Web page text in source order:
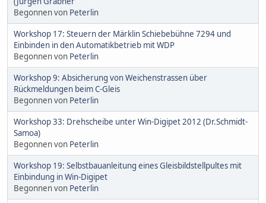
Begonnen von Peterlin
Workshop 17: Steuern der Märklin Schiebebühne 7294 und
Einbinden in den Automatikbetrieb mit WDP
Begonnen von Peterlin
Workshop 9: Absicherung von Weichenstrassen über
Rückmeldungen beim C-Gleis
Begonnen von Peterlin
Workshop 33: Drehscheibe unter Win-Digipet 2012 (Dr.Schmidt-
Samoa)
Begonnen von Peterlin
Workshop 19: Selbstbauanleitung eines Gleisbildstellpultes mit
Einbindung in Win-Digipet
Begonnen von Peterlin